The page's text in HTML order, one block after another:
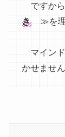
ですか
き≫を理
マイン
かせません